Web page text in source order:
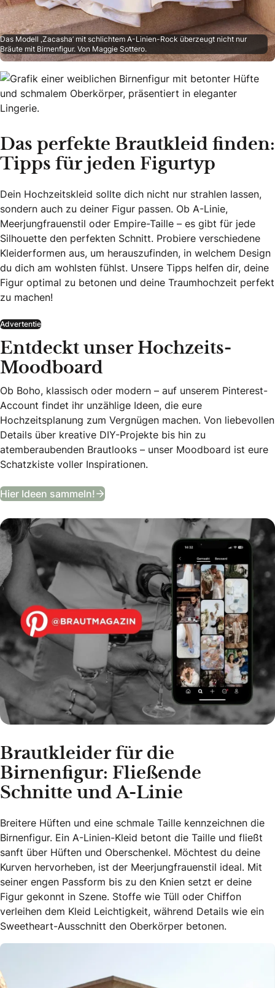
Das Modell ‚Zacasha’ mit schlichtem A-Linien-Rock überzeugt nicht nur
Bräute mit Birnenfigur. Von Maggie Sottero.
Das perfekte Brautkleid finden:
Tipps für jeden Figurtyp
Dein Hochzeitskleid sollte dich nicht nur strahlen lassen,
sondern auch zu deiner Figur passen. Ob A-Linie,
Meerjungfrauenstil oder Empire-Taille – es gibt für jede
Silhouette den perfekten Schnitt. Probiere verschiedene
Kleiderformen aus, um herauszufinden, in welchem Design
du dich am wohlsten fühlst. Unsere Tipps helfen dir, deine
Figur optimal zu betonen und deine Traumhochzeit perfekt
zu machen!
Advertentie
Entdeckt unser Hochzeits-
Moodboard
Ob Boho, klassisch oder modern – auf unserem Pinterest-
Account findet ihr unzählige Ideen, die eure
Hochzeitsplanung zum Vergnügen machen. Von liebevollen
Details über kreative DIY-Projekte bis hin zu
atemberaubenden Brautlooks – unser Moodboard ist eure
Schatzkiste voller Inspirationen.
Hier Ideen sammeln! Entdeckt unser Hochzeits-
Brautkleider für die
Birnenfigur: Fließende
Schnitte und A-Linie
Breitere Hüften und eine schmale Taille kennzeichnen die
Birnenfigur. Ein A-Linien-Kleid betont die Taille und fließt
sanft über Hüften und Oberschenkel. Möchtest du deine
Kurven hervorheben, ist der Meerjungfrauenstil ideal. Mit
seiner engen Passform bis zu den Knien setzt er deine
Figur gekonnt in Szene. Stoffe wie Tüll oder Chiffon
verleihen dem Kleid Leichtigkeit, während Details wie ein
Sweetheart-Ausschnitt den Oberkörper betonen.